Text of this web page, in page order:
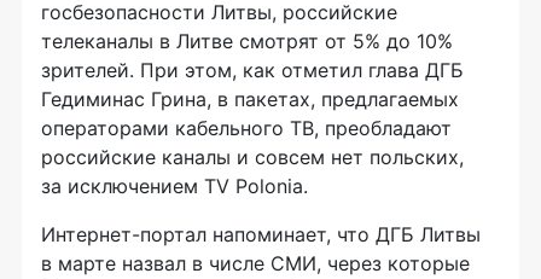
госбезопасности Литвы, российские
телеканалы в Литве смотрят от 5% до 10%
зрителей. При этом, как отметил глава ДГБ
Гедиминас Грина, в пакетах, предлагаемых
операторами кабельного ТВ, преобладают
российские каналы и совсем нет польских,
за исключением TV Polonia.
Интернет-портал напоминает, что ДГБ Литвы
в марте назвал в числе СМИ, через которые